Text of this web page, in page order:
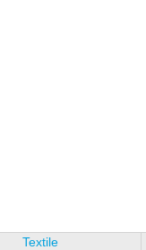
Textile